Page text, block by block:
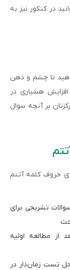
در کنکور نیز به
تا چشم و ذهن
هشیاری در
بر آنچه سوال
حروف کلمه آتتم
تشریحی برای
مطالعه اولیه
تست زمان‌دار در